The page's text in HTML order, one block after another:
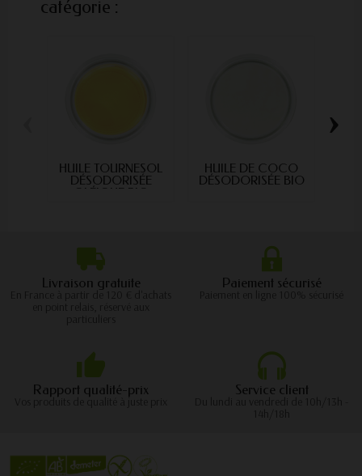
catégorie :
HUILE TOURNESOL
DÉSODORISÉE
OLÉIQUE BIO
HUILE DE COCO
DÉSODORISÉE BIO
›
Livraison gratuite Paiement sécurisé
Rapport qualité-prix Service client